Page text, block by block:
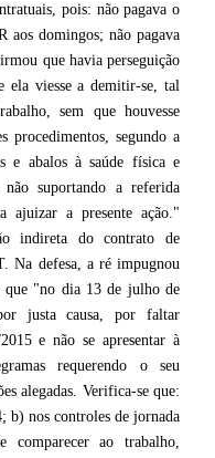
pois: não pagava o
aos domingos; não pagava
que havia perseguição
ela viesse a demitir-se, tal
sem que houvesse
procedimentos, segundo a
e abalos à saúde física e
suportando a referida
ajuizar a presente ação."
indireta do contrato de
Na defesa, a ré impugnou
que "no dia 13 de julho de
justa causa, por faltar
e não se apresentar à
requerendo o seu
alegadas. Verifica-se que:
b) nos controles de jornada
comparecer ao trabalho,